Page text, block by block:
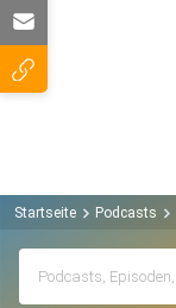
Startseite Podcasts